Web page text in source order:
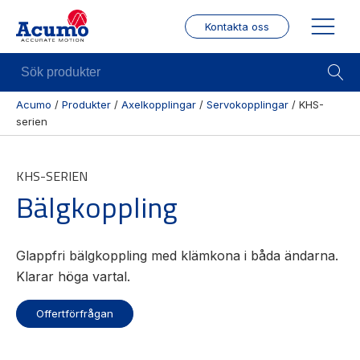
Kontakta oss
Visa allt
kategorier
Se alla
produkter
Se alla
leverantörer
Mekanik
Kulskruvar
Sök
produkter
Acumo / Produkter / Axelkopplingar / Servokopplingar / KHS-
serien
KHS-SERIEN
Bälgkoppling
Glappfri bälgkoppling med klämkona i båda ändarna.
Klarar höga vartal.
Offertförfrågan